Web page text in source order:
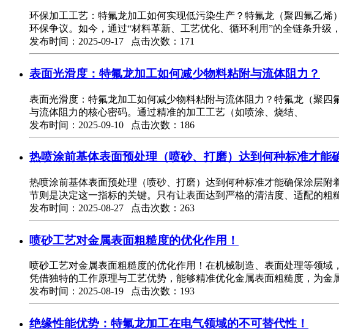
环保加工工艺：特氟龙加工如何实现低污染生产？特氟龙（聚四氟乙
环保争议。如今，通过“材料革新、工艺优化、循环利用”的全链条升级
发布时间：2025-09-17 点击次数：171
表面光滑度：特氟龙加工如何减少物料粘附与流体阻力？
表面光滑度：特氟龙加工如何减少物料粘附与流体阻力？特氟龙（聚
与流体阻力的核心密码。通过精准的加工工艺（如喷涂、烧结、
发布时间：2025-09-10 点击次数：186
热喷涂前基体表面预处理（喷砂、打磨）达到何种标准才能
热喷涂前基体表面预处理（喷砂、打磨）达到何种标准才能确保涂层
节则是决定这一指标的关键。只有让表面达到严格的清洁度、适配的粗
发布时间：2025-08-27 点击次数：263
喷砂工艺对金属表面粗糙度的优化作用！
喷砂工艺对金属表面粗糙度的优化作用！在机械制造、表面处理等领
凭借独特的工作原理与工艺优势，能够精准优化金属表面粗糙度，为金
发布时间：2025-08-19 点击次数：193
绝缘性能优势：特氟龙加工在电气领域的不可替代性！